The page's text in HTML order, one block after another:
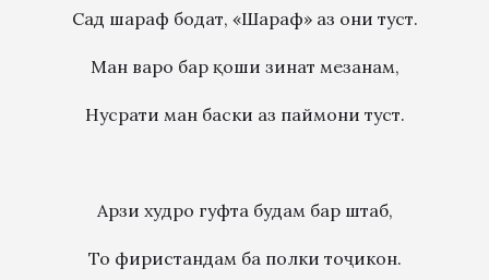
Сад шараф бодат, «Шараф» аз они туст.
Ман варо бар қоши зинат мезанам,
Нусрати ман баски аз паймони туст.
Арзи худро гуфта будам бар штаб,
То фиристандам ба полки тоҷикон.